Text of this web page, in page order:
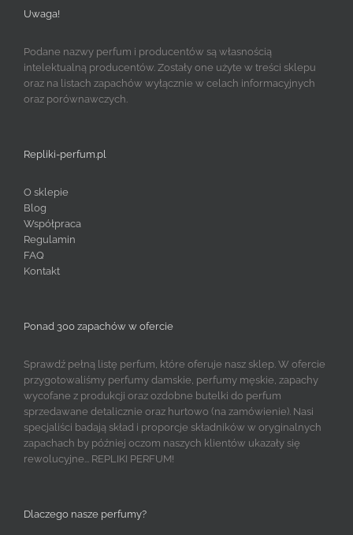
Uwaga!
Podane nazwy perfum i producentów są własnością
intelektualną producentów. Zostały one użyte w treści sklepu
oraz na listach zapachów wyłącznie w celach informacyjnych
oraz porównawczych.
Repliki-perfum.pl
O sklepie
Blog
Współpraca
Regulamin
FAQ
Kontakt
Ponad 300 zapachów w ofercie
Sprawdź pełną listę perfum, które oferuje nasz sklep. W ofercie
przygotowaliśmy perfumy damskie, perfumy męskie, zapachy
wycofane z produkcji oraz ozdobne butelki do perfum
sprzedawane detalicznie oraz hurtowo (na zamówienie). Nasi
specjaliści badają skład i proporcje składników w oryginalnych
zapachach by później oczom naszych klientów ukazały się
rewolucyjne... REPLIKI PERFUM!
Dlaczego nasze perfumy?